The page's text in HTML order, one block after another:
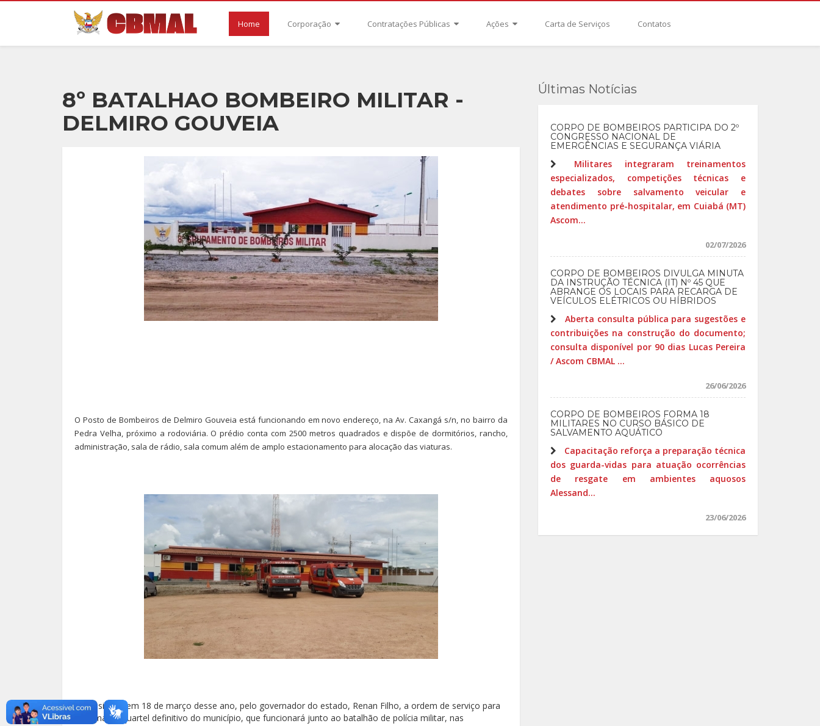
Home Corporação Contratações Públicas Ações Carta de Serviços Contatos
8º BATALHAO BOMBEIRO MILITAR -
DELMIRO GOUVEIA
O Posto de Bombeiros de Delmiro Gouveia está funcionando em novo endereço, na Av. Caxangá s/n, no bairro da
Pedra Velha, próximo a rodoviária. O prédio conta com 2500 metros quadrados e dispõe de dormitórios, rancho,
administração, sala de rádio, sala comum além de amplo estacionamento para alocação das viaturas.
Foi assinada em 18 de março desse ano, pelo governador do estado, Renan Filho, a ordem de serviço para
reforma do quartel definitivo do município, que funcionará junto ao batalhão de polícia militar, nas
Últimas Notícias
CORPO DE BOMBEIROS PARTICIPA DO 2º
CONGRESSO NACIONAL DE
EMERGÊNCIAS E SEGURANÇA VIÁRIA
Militares integraram treinamentos
especializados, competições técnicas e
debates sobre salvamento veicular e
atendimento pré-hospitalar, em Cuiabá (MT)
Ascom...
02/07/2026
CORPO DE BOMBEIROS DIVULGA MINUTA
DA INSTRUÇÃO TÉCNICA (IT) Nº 45 QUE
ABRANGE OS LOCAIS PARA RECARGA DE
VEÍCULOS ELÉTRICOS OU HÍBRIDOS
Aberta consulta pública para sugestões e
contribuições na construção do documento;
consulta disponível por 90 dias Lucas Pereira
/ Ascom CBMAL ...
26/06/2026
CORPO DE BOMBEIROS FORMA 18
MILITARES NO CURSO BÁSICO DE
SALVAMENTO AQUÁTICO
Capacitação reforça a preparação técnica
dos guarda-vidas para atuação ocorrências
de resgate em ambientes aquosos
Alessand...
23/06/2026